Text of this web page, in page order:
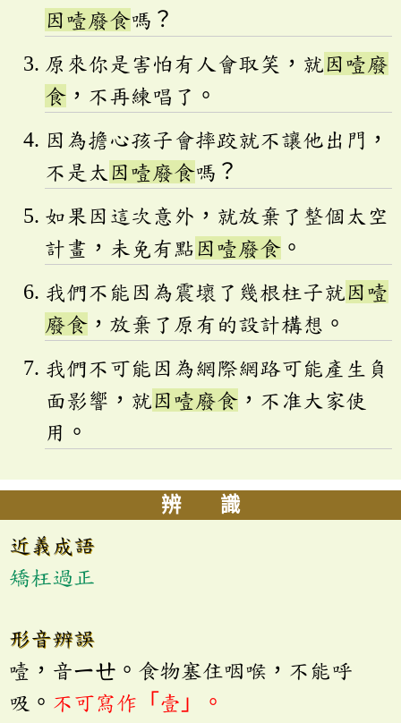
因噎廢食嗎？
原來你是害怕有人會取笑，就因噎廢
食 ，不再練唱了。
因為擔心孩子會摔跤就不讓他出門，
不是太 因噎廢食嗎？
如果因這次意外，就放棄了整個太空
計畫，未免有點 因噎廢食 。
我們不能因為震壞了幾根柱子就因噎
廢食 ，放棄了原有的設計構想。
我們不可能因為網際網路可能產生負
面影響，就因噎廢食 ，不准大家使
用。
辨 識
近義成語
矯枉過正
形音辨誤
噎，音ㄧㄝ。食物塞住咽喉，不能呼
吸。 不可寫作「壹」。